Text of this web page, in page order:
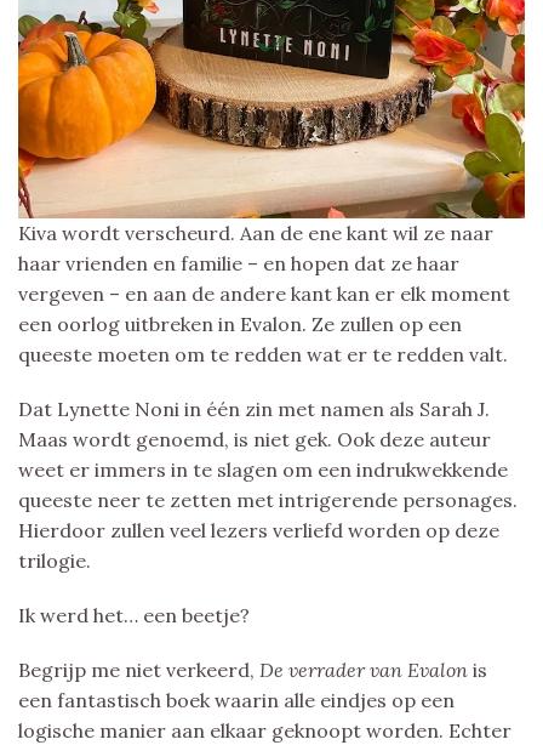
Kiva wordt verscheurd. Aan de ene kant wil ze naar
haar vrienden en familie – en hopen dat ze haar
vergeven – en aan de andere kant kan er elk moment
een oorlog uitbreken in Evalon. Ze zullen op een
queeste moeten om te redden wat er te redden valt.
Dat Lynette Noni in één zin met namen als Sarah J.
Maas wordt genoemd, is niet gek. Ook deze auteur
weet er immers in te slagen om een indrukwekkende
queeste neer te zetten met intrigerende personages.
Hierdoor zullen veel lezers verliefd worden op deze
trilogie.
Ik werd het… een beetje?
Begrijp me niet verkeerd, De verrader van Evalon is
een fantastisch boek waarin alle eindjes op een
logische manier aan elkaar geknoopt worden. Echter